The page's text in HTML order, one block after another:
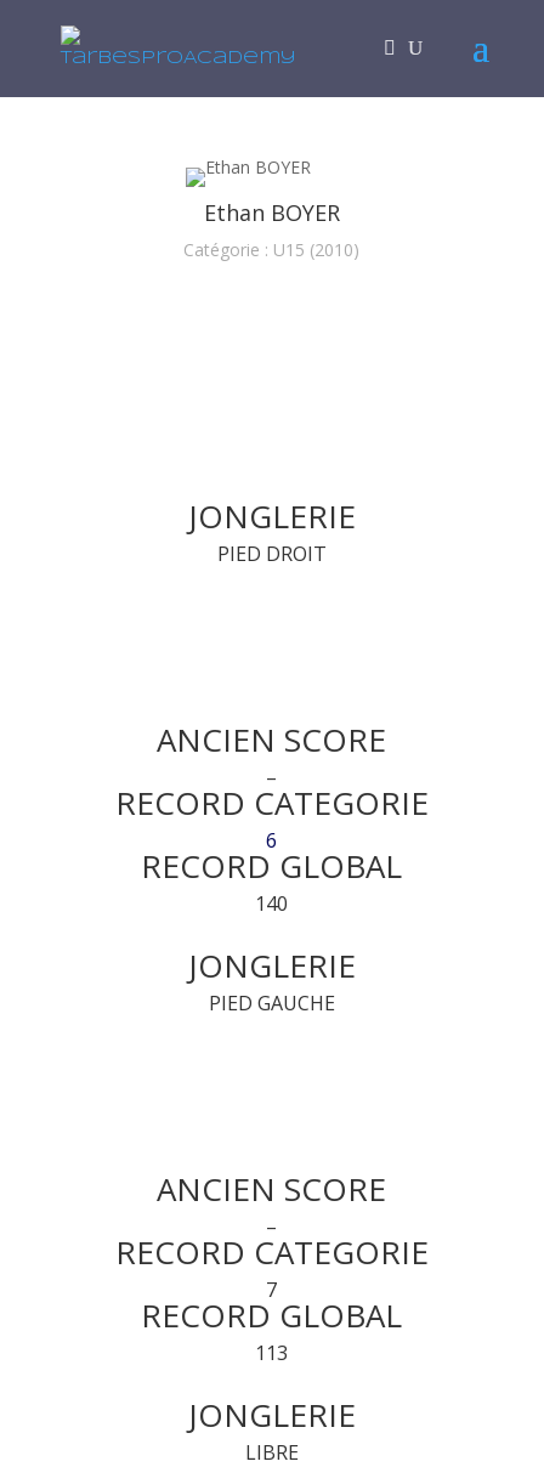
Ethan BOYER
Catégorie : U15 (2010)
JONGLERIE
PIED DROIT
ANCIEN SCORE
–
RECORD CATEGORIE
6
RECORD GLOBAL
140
JONGLERIE
PIED GAUCHE
ANCIEN SCORE
–
RECORD CATEGORIE
7
RECORD GLOBAL
113
JONGLERIE
LIBRE